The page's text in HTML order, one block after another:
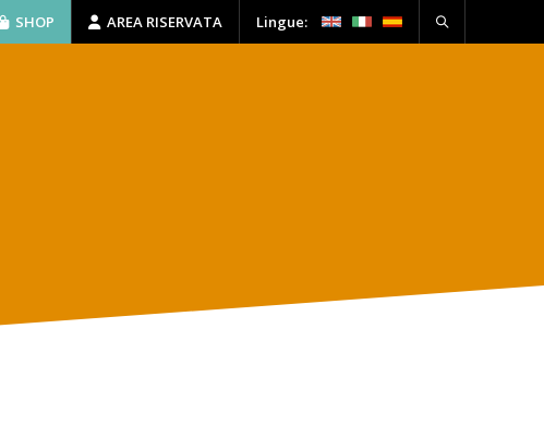
SHOP AREA RISERVATA Lingue: